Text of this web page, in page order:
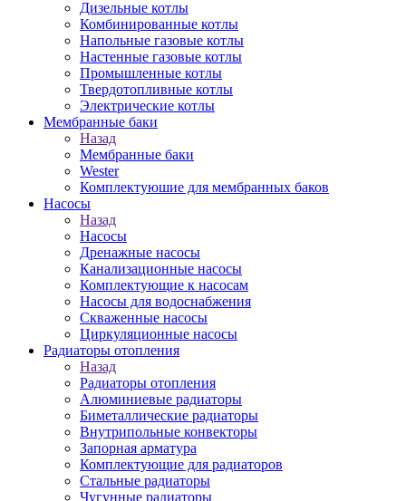
Дизельные котлы
Комбинированные котлы
Напольные газовые котлы
Настенные газовые котлы
Промышленные котлы
Твердотопливные котлы
Электрические котлы
Мембранные баки
Назад
Мембранные баки
Wester
Комплектуюшие для мембранных баков
Насосы
Назад
Насосы
Дренажные насосы
Канализационные насосы
Комплектующие к насосам
Насосы для водоснабжения
Скваженные насосы
Циркуляционные насосы
Радиаторы отопления
Назад
Радиаторы отопления
Алюминиевые радиаторы
Биметаллические радиаторы
Внутрипольные конвекторы
Запорная арматура
Комплектующие для радиаторов
Стальные радиаторы
Чугунные радиаторы